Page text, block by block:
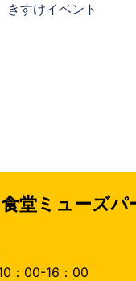
きすけイベント
堂ミューズパ
10：00-16：00